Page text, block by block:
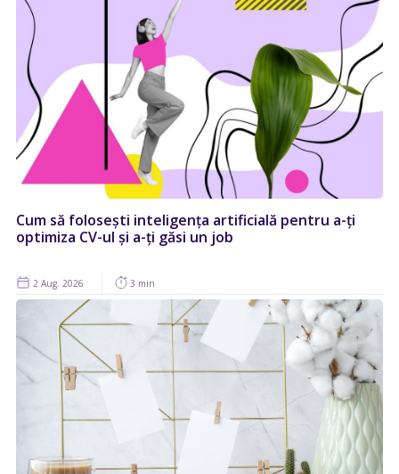
Cum să folosești inteligența artificială pentru a-ți
optimiza CV-ul și a-ți găsi un job
2 Aug. 2026 3 min